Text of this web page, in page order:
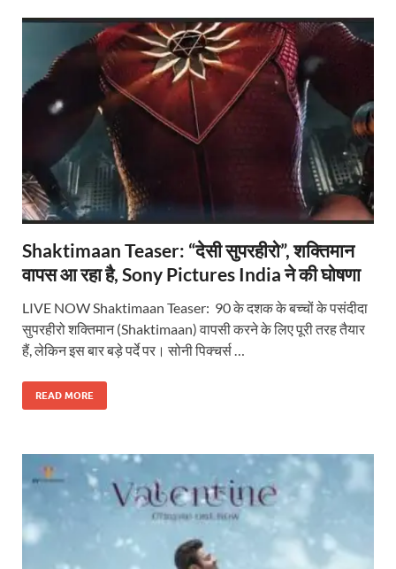
Shaktimaan Teaser: “देसी सुपरहीरो”, शक्तिमान
वापस आ रहा है, Sony Pictures India ने की घोषणा
LIVE NOW Shaktimaan Teaser: 90 के दशक के बच्चों के पसंदीदा
सुपरहीरो शक्तिमान (Shaktimaan) वापसी करने के लिए पूरी तरह तैयार
हैं, लेकिन इस बार बड़े पर्दे पर। सोनी पिक्चर्स …
READ MORE